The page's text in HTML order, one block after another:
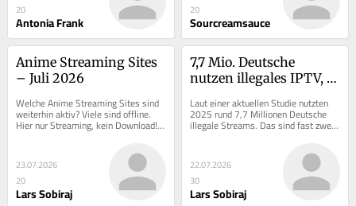
20
Antonia Frank
20
Sourcreamsauce
Anime Streaming Sites
– Juli 2026
Welche Anime Streaming Sites sind
weiterhin aktiv? Viele sind offline.
Hier nur Streaming, kein Download!
Wir haben alle Einträge geprüft.
23.07.2026
20
Lars Sobiraj
7,7 Mio. Deutsche
nutzen illegales IPTV,
erwischt: Welche
Konsequenzen drohen?
Laut einer aktuellen Studie nutzten
2025 rund 7,7 Millionen Deutsche
illegale Streams. Das sind fast zwei
Millionen mehr als im Jahr 2022.
22.07.2026
30
Lars Sobiraj